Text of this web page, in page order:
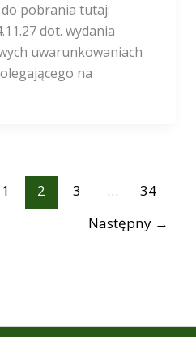
pobrania tutaj:
dot. wydania
uwarunkowaniach
na
1 2 3 …
34
Następny →